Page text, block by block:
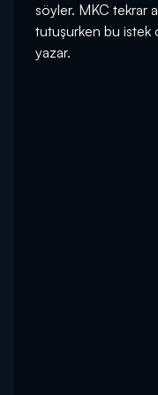
söyler. MKC tekrar
tutuşurken bu istek
yazar.